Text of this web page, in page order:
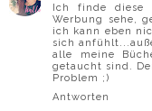
Ich finde diese
Werbung sehe,
ich kann eben
sich
alle meine
getaucht sind.
Problem ;)
Antworten